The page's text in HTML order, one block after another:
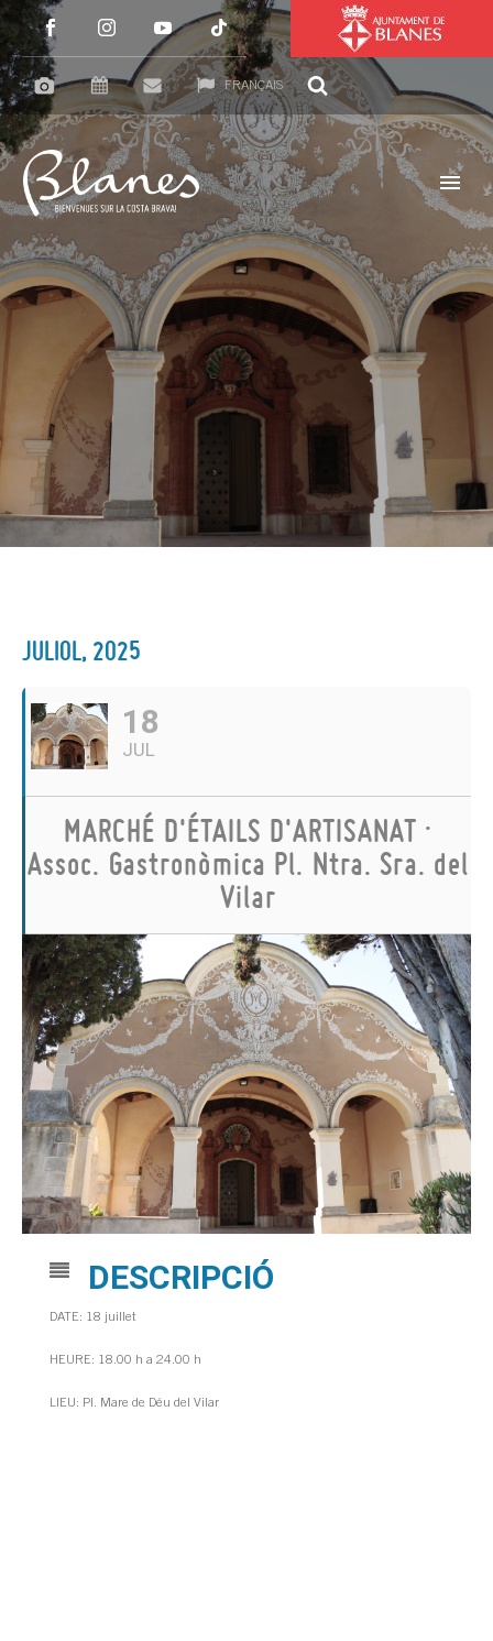
FRANÇAIS
JULIOL, 2025
18
JUL
MARCHÉ D'ÉTAILS D'ARTISANAT ·
Assoc. Gastronòmica Pl. Ntra. Sra. del
Vilar
DESCRIPCIÓ
DATE: 18 juillet
HEURE: 18.00 h a 24.00 h
LIEU: Pl. Mare de Déu del Vilar